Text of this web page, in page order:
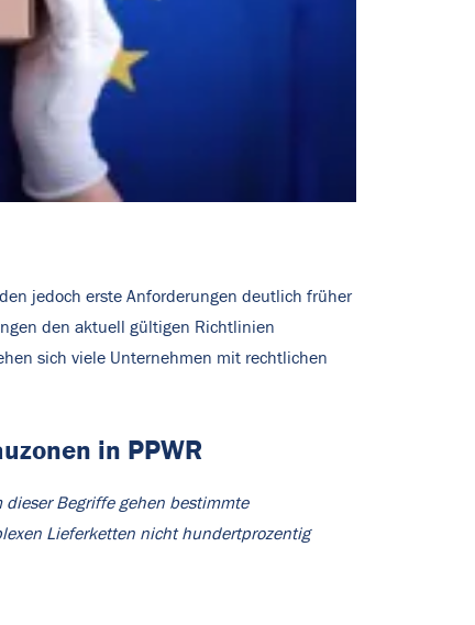
jedoch erste Anforderungen deutlich früher
den aktuell gültigen Richtlinien
sich viele Unternehmen mit rechtlichen
in PPWR
dieser Begriffe gehen bestimmte
Lieferketten nicht hundertprozentig